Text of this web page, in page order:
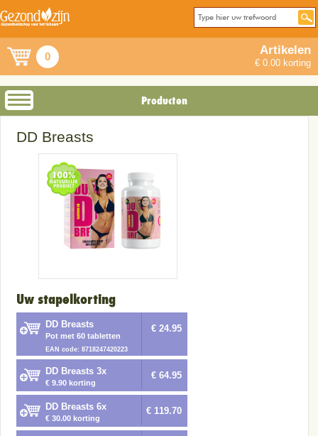
0 Artikelen
€ 0.00 korting
Producten
DD Breasts
Uw stapelkorting
DD Breasts
Pot met 60 tabletten
EAN code: 8718247420223
€ 24.95
DD Breasts 3x
€ 9.90 korting
€ 64.95
DD Breasts 6x
€ 30.00 korting
€ 119.70